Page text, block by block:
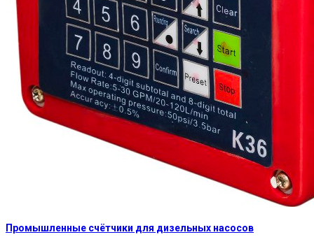
Промышленные счётчики для дизельных насосов